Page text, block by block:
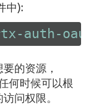
中):
auth-
的资源，
何时候可以根
问权限。